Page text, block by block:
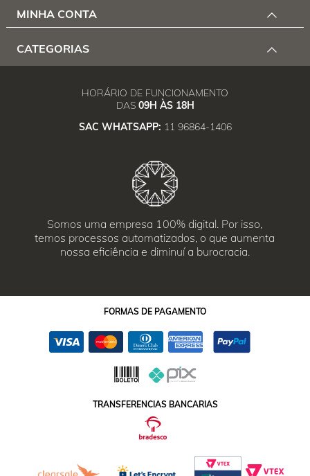
MINHA CONTA
CATEGORIAS
HORÁRIO DE FUNCIONAMENTO
DAS 09H ÀS 18H
SAC WHATSAPP: 11 96864-1406
Somos uma empresa 100% digital. Por isso,
temos processos automatizados, o que aumenta
nossa eficiência e diminuí a burocracia.
FORMAS DE PAGAMENTO
TRANSFERENCIAS BANCARIAS